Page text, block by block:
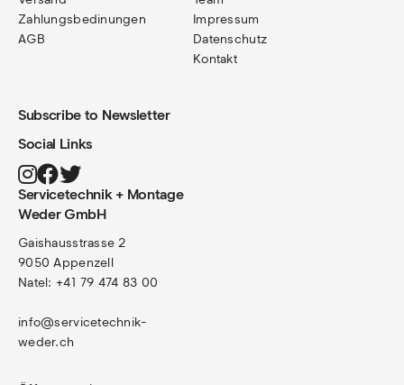
Zahlungsbedinungen
AGB
Impressum
Datenschutz
Kontakt
Subscribe to Newsletter
Social Links
Servicetechnik + Montage
Weder GmbH
Gaishausstrasse 2
9050 Appenzell
Natel: +41 79 474 83 00
info@servicetechnik-
weder.ch